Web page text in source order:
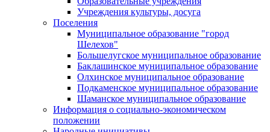
Учреждения культуры, досуга
Поселения
Муниципальное образование "город
Шелехов"
Большелугское муниципальное образование
Баклашинское муниципальное образование
Олхинское муниципальное образование
Подкаменское муниципальное образование
Шаманское муниципальное образование
Информация о социально-экономическом
положении